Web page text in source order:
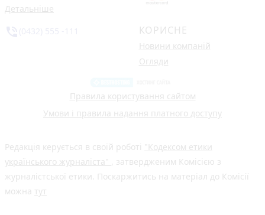
Детальніше
КОРИСНЕ
Новини компаній
Огляди
Правила користування сайтом
Умови і правила надання платного доступу
Редакція керується в своїй роботі "Кодексом етики
українського журналіста" , затвердженим Комісією з
журналістської етики. Поскаржитись на матеріал до Комісії
можна тут